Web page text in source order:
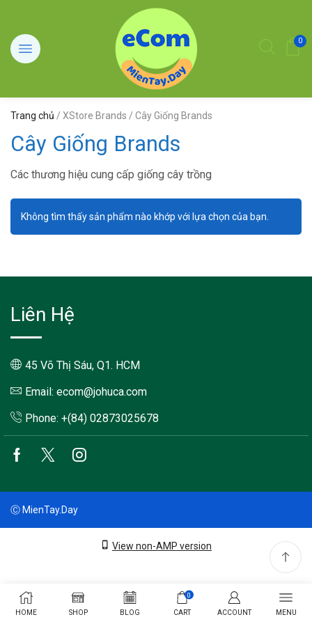
0
Trang chủ / XStore Brands / Cây Giống Brands
Cây Giống Brands
Các thương hiệu cung cấp giống cây trồng
Không tìm thấy sản phẩm nào khớp với lựa chọn của bạn.
Liên Hệ
45 Võ Thị Sáu, Q1. HCM
Email: ecom@johuca.com
Phone: +(84) 02873025678
Facebook
Twitter
Ⓒ MienTay.Day
View non-AMP version
HOME SHOP BLOG
0
CART ACCOUNT MENU